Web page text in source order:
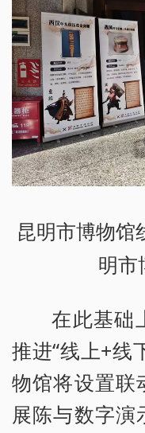
昆明市博物馆
明市
在此基础
推进“线上+线
物馆将设置联
展陈与数字演